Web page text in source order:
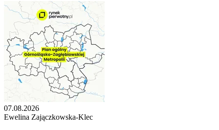
07.08.2026
Ewelina Zajączkowska-Klec